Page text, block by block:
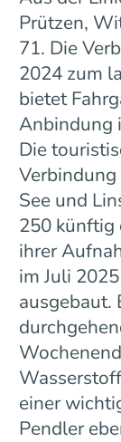
Prützen,
71. Die
2024 zum
bietet
Anbindung
Die
See und
250 künftig
ihrer
im Juli
ausgebaut.
einer
Pendler